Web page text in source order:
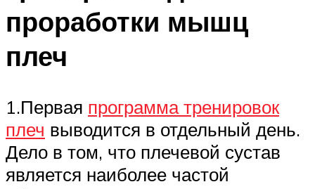
проработки мышц
плеч
1.Первая программа тренировок
плеч выводится в отдельный день.
Дело в том, что плечевой сустав
является наиболее частой